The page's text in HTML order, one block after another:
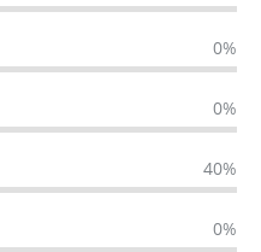
0%
0%
40%
0%